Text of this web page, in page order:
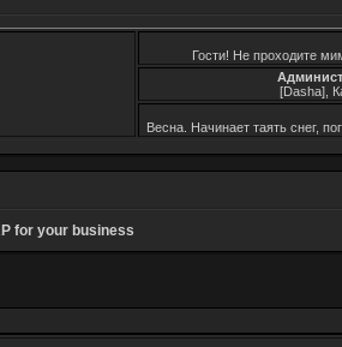
Гости! Не проходите
[Dasha],
Весна. Начинает таять снег,
for your business